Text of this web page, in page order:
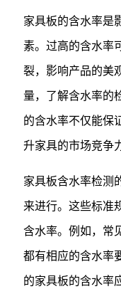
家具板的含水率是
素。过高的含水率
裂，影响产品的美
量，了解含水率的
的含水率不仅能保
升家具的市场竞争
家具板含水率检测
来进行。这些标准
含水率。例如，常
都有相应的含水率
的家具板的含水率